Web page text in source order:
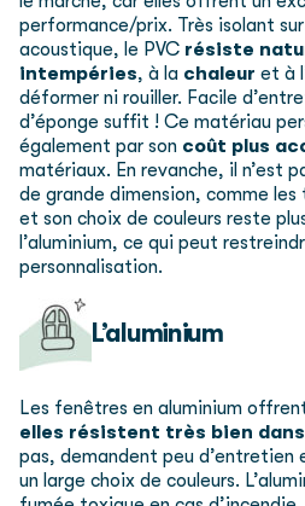
performance/prix. Très isolant
acoustique, le PVC résiste
intempéries, à la chaleur et à
déformer ni rouiller. Facile
d’éponge suffit ! Ce matériau
également par son coût plus
matériaux. En revanche, il n’est
de grande dimension, comme
et son choix de couleurs reste
l’aluminium, ce qui peut
personnalisation.
L’aluminium
Les fenêtres en aluminium
elles résistent très bien
pas, demandent peu d’entretien
un large choix de couleurs.